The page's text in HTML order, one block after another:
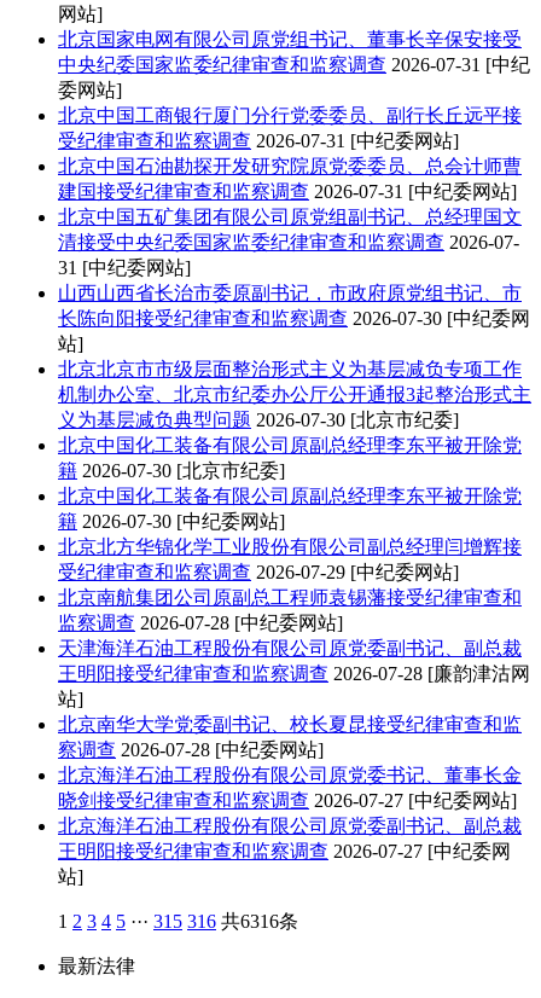
网站]
北京国家电网有限公司原党组书记、董事长辛保安接受
中央纪委国家监委纪律审查和监察调查 2026-07-31 [中纪
委网站]
北京中国工商银行厦门分行党委委员、副行长丘远平接
受纪律审查和监察调查 2026-07-31 [中纪委网站]
北京中国石油勘探开发研究院原党委委员、总会计师曹
建国接受纪律审查和监察调查 2026-07-31 [中纪委网站]
北京中国五矿集团有限公司原党组副书记、总经理国文
清接受中央纪委国家监委纪律审查和监察调查 2026-07-
31 [中纪委网站]
山西山西省长治市委原副书记，市政府原党组书记、市
长陈向阳接受纪律审查和监察调查 2026-07-30 [中纪委网
站]
北京北京市市级层面整治形式主义为基层减负专项工作
机制办公室、北京市纪委办公厅公开通报3起整治形式主
义为基层减负典型问题 2026-07-30 [北京市纪委]
北京中国化工装备有限公司原副总经理李东平被开除党
籍 2026-07-30 [北京市纪委]
北京中国化工装备有限公司原副总经理李东平被开除党
籍 2026-07-30 [中纪委网站]
北京北方华锦化学工业股份有限公司副总经理闫增辉接
受纪律审查和监察调查 2026-07-29 [中纪委网站]
北京南航集团公司原副总工程师袁锡藩接受纪律审查和
监察调查 2026-07-28 [中纪委网站]
天津海洋石油工程股份有限公司原党委副书记、副总裁
王明阳接受纪律审查和监察调查 2026-07-28 [廉韵津沽网
站]
北京南华大学党委副书记、校长夏昆接受纪律审查和监
察调查 2026-07-28 [中纪委网站]
北京海洋石油工程股份有限公司原党委书记、董事长金
晓剑接受纪律审查和监察调查 2026-07-27 [中纪委网站]
北京海洋石油工程股份有限公司原党委副书记、副总裁
王明阳接受纪律审查和监察调查 2026-07-27 [中纪委网
站]
1 2 3 4 5 ··· 315 316 共6316条
最新法律